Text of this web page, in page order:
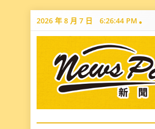
Skip
2026 年 8 月 7 日 6:26:45 PM
News
最有料的新聞